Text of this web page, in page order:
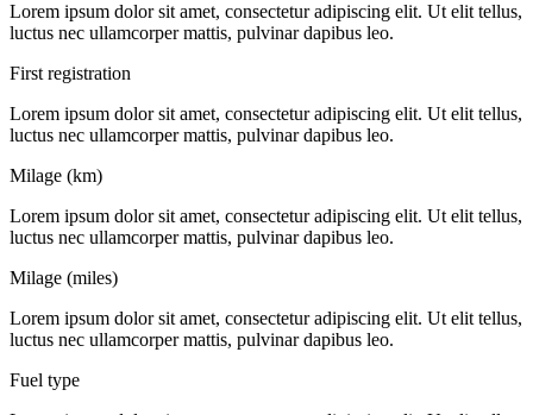
Lorem ipsum dolor sit amet, consectetur adipiscing elit. Ut elit tellus,
luctus nec ullamcorper mattis, pulvinar dapibus leo.
First registration
Lorem ipsum dolor sit amet, consectetur adipiscing elit. Ut elit tellus,
luctus nec ullamcorper mattis, pulvinar dapibus leo.
Milage (km)
Lorem ipsum dolor sit amet, consectetur adipiscing elit. Ut elit tellus,
luctus nec ullamcorper mattis, pulvinar dapibus leo.
Milage (miles)
Lorem ipsum dolor sit amet, consectetur adipiscing elit. Ut elit tellus,
luctus nec ullamcorper mattis, pulvinar dapibus leo.
Fuel type